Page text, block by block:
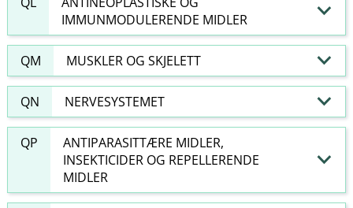
IMMUNMODULERENDE MIDLER
QM MUSKLER OG SKJELETT
QN NERVESYSTEMET
QP
ANTIPARASITTÆRE MIDLER,
INSEKTICIDER OG REPELLERENDE
MIDLER